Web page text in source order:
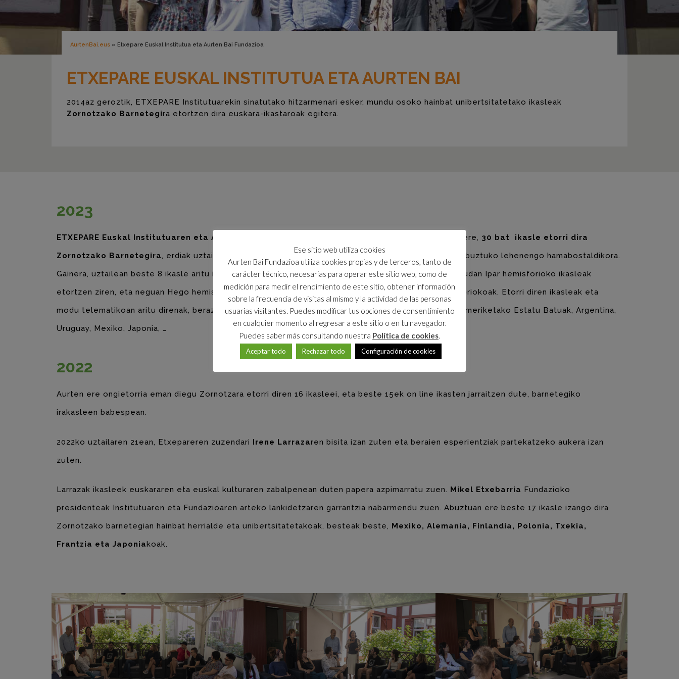
AurtenBai.eus » Etxepare Euskal Institutua eta Aurten Bai Fundazioa
ETXEPARE EUSKAL INSTITUTUA ETA AURTEN BAI
2014az geroztik, ETXEPARE Institutuarekin sinatutako hitzarmenari esker, mundu osoko hainbat unibertsitatetako ikasleak
Zornotzako Barnetegira etortzen dira euskara-ikastaroak egitera.
2023
ETXEPARE Euskal Institutuaren eta Aurten Bai Fundazioaren arteko lankidetza ri esker, aurten ere, 30 bat ikasle etorri dira
Zornotzako Barnetegira
, erdiak uztailean, bigarren hamabostaldian, eta besteak abuztuaren 1ean, abuztuko lehenengo hamabostaldikora.
Gainera, uztailean beste 8 ikasle aritu izan dira euren etxeetatik ikastaro telematiko batean. Lehen, udan Ipar hemisforioko ikasleak
etortzen ziren, eta neguan Hego hemisferiokoak, baina aurten udan ere etorri zaizkigu Hego hemisforiokoak. Etorri diren ikasleak eta
modu telematikoan aritu direnak, beraz, hainbat herrialdeetakoak izan dira: Polonia, Italia, Alemania, Ameriketako Estatu Batuak, Argentina,
Uruguay, Mexiko, Japonia, …
2022
Aurten ere ongietorria eman diegu Zornotzara etorri diren 16 ikasleei, eta beste 15ek on line ikasten jarraitzen dute, barnetegiko
irakasleen babespean.
2022ko uztailaren 21ean, Etxepareren zuzendari Irene Larrazaren bisita izan zuten eta beraien esperientziak partekatzeko aukera izan
zuten.
Larrazak ikasleek euskararen eta euskal kulturaren zabalpenean duten papera azpimarratu zuen. Mikel Etxebarria Fundazioko
presidenteak Institutuaren eta Fundazioaren arteko lankidetzaren garrantzia nabarmendu zuen. Abuztuan ere beste 17 ikasle izango dira
Zornotzako barnetegian hainbat herrialde eta unibertsitatetakoak, besteak beste, Mexiko, Alemania, Finlandia, Polonia, Txekia,
Frantzia eta Japoniakoak.
Ese sitio web utiliza cookies
Aurten Bai Fundazioa utiliza cookies propias y de terceros, tanto de
carácter técnico, necesarias para operar este sitio web, como de
medición para medir el rendimiento de este sitio, obtener información
sobre la frecuencia de visitas al mismo y la actividad de las personas
usuarias visitantes. Puedes modificar tus opciones de consentimiento
en cualquier momento al regresar a este sitio o en tu navegador.
Puedes saber más consultando nuestra Política de cookies
Aceptar todo Rechazar todo Configuración de cookies